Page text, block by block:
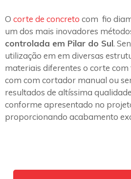
O corte de concreto com fio
um dos mais inovadores
controlada em Pilar do Sul.
utilização em em diversas
materiais diferentes o corte
com com cortador manual ou
resultados de altíssima
conforme apresentado no
proporcionando acabamento